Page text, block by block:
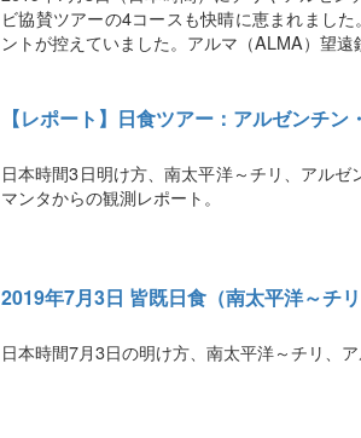
ビ協賛ツアーの4コースも快晴に恵まれまし
ントが控えていました。アルマ（ALMA）望遠
【レポート】日食ツアー：アルゼンチン
日本時間3日明け方、南太平洋～チリ、アル
マンタからの観測レポート。
2019年7月3日 皆既日食（南太平洋～チ
日本時間7月3日の明け方、南太平洋～チリ、